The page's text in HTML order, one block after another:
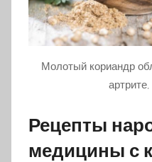
Молотый кориандр
Рецепты
медицины с